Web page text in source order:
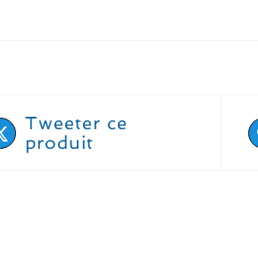
Tweeter ce
produit